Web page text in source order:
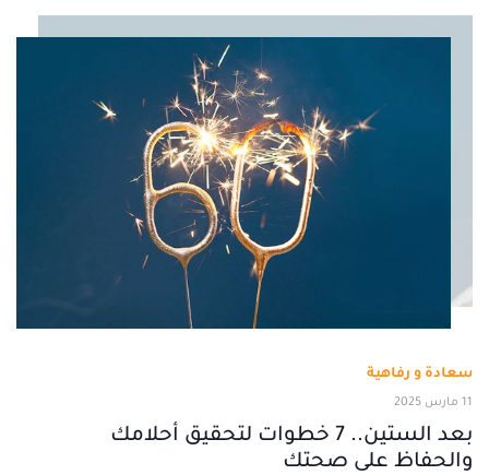
سعادة و رفاهية
11 مارس 2025
بعد الستين.. 7 خطوات لتحقيق أحلامك
والحفاظ على صحتك